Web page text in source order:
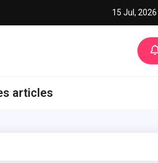
15 Jul, 2026
articles